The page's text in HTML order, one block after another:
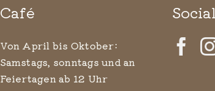
Café
Von April bis Oktober:
Samstags, sonntags und an
Feiertagen ab 12 Uhr